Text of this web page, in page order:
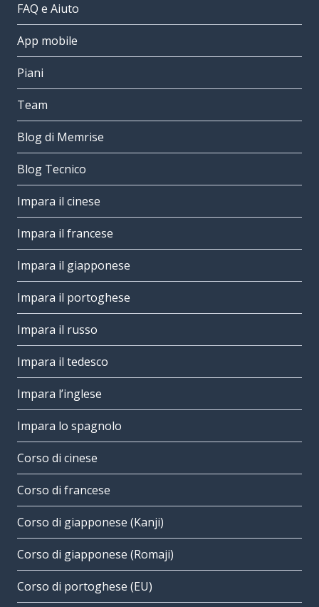
FAQ e Aiuto
App mobile
Piani
Team
Blog di Memrise
Blog Tecnico
Impara il cinese
Impara il francese
Impara il giapponese
Impara il portoghese
Impara il russo
Impara il tedesco
Impara l’inglese
Impara lo spagnolo
Corso di cinese
Corso di francese
Corso di giapponese (Kanji)
Corso di giapponese (Romaji)
Corso di portoghese (EU)